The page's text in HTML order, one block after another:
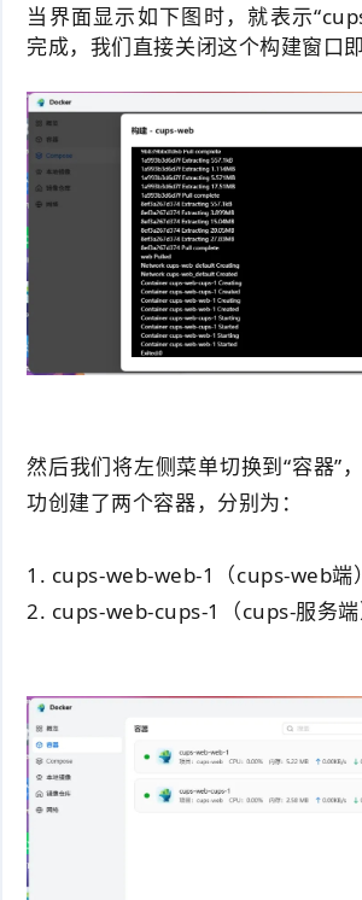
当界面显示如下图时，就表示
完成，我们直接关闭这个构建窗口即
然后我们将左侧菜单切换到“容器”
功创建了两个容器，分别为：
1. cups-web-web-1（cups-web端）
2. cups-web-cups-1（cups-服务端